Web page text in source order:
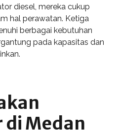
diesel, mereka cukup
hal perawatan. Ketiga
berbagai kebutuhan
pada kapasitas dan
di Medan